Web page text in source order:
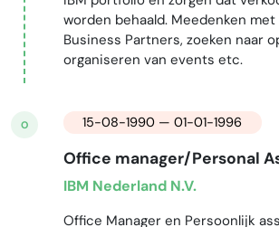
worden behaald. Meedenken
Business Partners, zoeken naar
organiseren van events etc.
O 15-08-1990 — 01-01-1996
Office manager/Personal
IBM Nederland N.V.
Office Manager en Persoonlijk